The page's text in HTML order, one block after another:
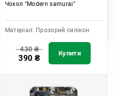
Чохол "Modern samurai"
Матеріал: Прозорий силікон
430₴
390 ₴ Купити